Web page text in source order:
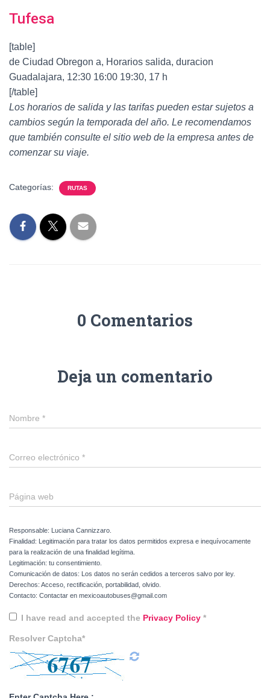
Tufesa
[table]
de Ciudad Obregon a, Horarios salida, duracion
Guadalajara, 12:30 16:00 19:30, 17 h
[/table]
Los horarios de salida y las tarifas pueden estar sujetos a
cambios según la temporada del año. Le recomendamos
que también consulte el sitio web de la empresa antes de
comenzar su viaje.
Categorías: RUTAS
0 Comentarios
Deja un comentario
Nombre *
Correo electrónico *
Página web
Responsable: Luciana Cannizzaro.
Finalidad: Legitimación para tratar los datos permitidos expresa e inequívocamente
para la realización de una finalidad legítima.
Legitimación: tu consentimiento.
Comunicación de datos: Los datos no serán cedidos a terceros salvo por ley.
Derechos: Acceso, rectificación, portabilidad, olvido.
Contacto: Contactar en mexicoautobuses@gmail.com
I have read and accepted the Privacy Policy *
Resolver Captcha*